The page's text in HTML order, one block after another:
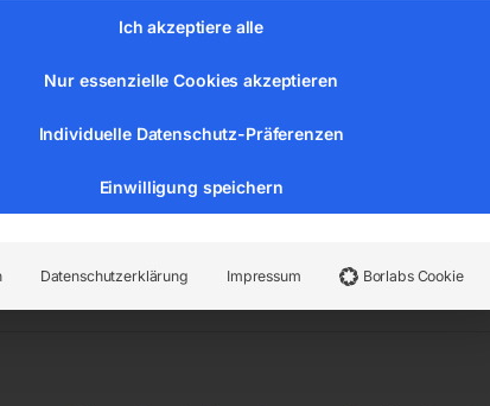
Ich akzeptiere alle
Nur essenzielle Cookies akzeptieren
Individuelle Datenschutz-Präferenzen
Einwilligung speichern
Datenschutzerklärung Impressum Borlabs Cookie